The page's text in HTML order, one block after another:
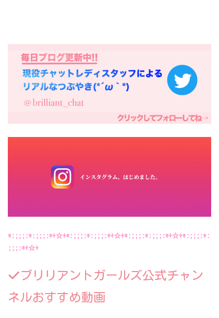
*:;;;:*:;;;:*+☆+*:;;;:*:;;;:*+☆+*:;;;:*:;;;:*+☆+*:;;;:*:
;;;:*+☆+
ブリリアントガールズ公式チャン
ネルおすすめ動画